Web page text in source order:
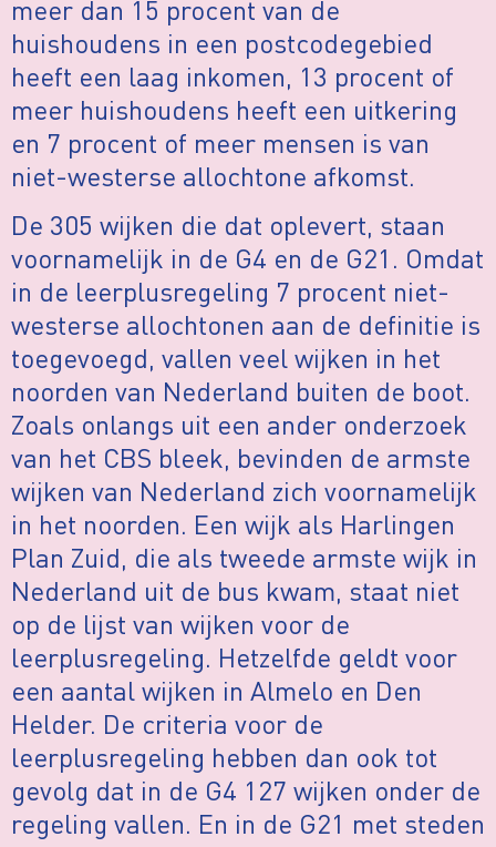
meer dan 15 procent van de
huishoudens in een postcodegebied
heeft een laag inkomen, 13 procent of
meer huishoudens heeft een uitkering
en 7 procent of meer mensen is van
niet-westerse allochtone afkomst.
De 305 wijken die dat oplevert, staan
voornamelijk in de G4 en de G21. Omdat
in de leerplusregeling 7 procent niet-
westerse allochtonen aan de definitie is
toegevoegd, vallen veel wijken in het
noorden van Nederland buiten de boot.
Zoals onlangs uit een ander onderzoek
van het CBS bleek, bevinden de armste
wijken van Nederland zich voornamelijk
in het noorden. Een wijk als Harlingen
Plan Zuid, die als tweede armste wijk in
Nederland uit de bus kwam, staat niet
op de lijst van wijken voor de
leerplusregeling. Hetzelfde geldt voor
een aantal wijken in Almelo en Den
Helder. De criteria voor de
leerplusregeling hebben dan ook tot
gevolg dat in de G4 127 wijken onder de
regeling vallen. En in de G21 met steden